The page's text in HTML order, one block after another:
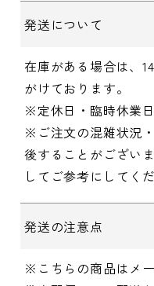
発送について
在庫がある場合は、
がけております。
※定休日・臨時休業
※ご注文の混雑状況
後することがござい
してご参考にしてくだ
発送の注意点
※こちらの商品はメ